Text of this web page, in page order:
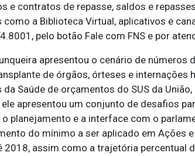
e contratos de repasse, saldos e
como a Biblioteca Virtual, aplicativos e
pelo botão Fale com FNS e por
apresentou o cenário de
de órgãos, órteses e internações
da Saúde de orçamentos do SUS da
apresentou um conjunto de desafios
o planejamento e a interface com o
do mínimo a ser aplicado em Ações
2018, assim como a trajetória percentual